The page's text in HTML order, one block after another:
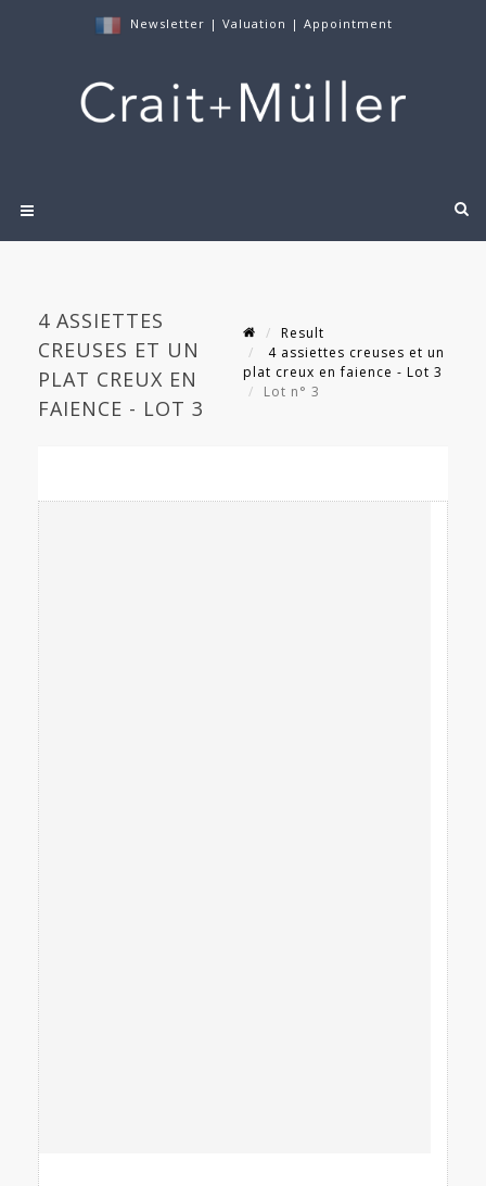
Newsletter | Valuation | Appointment
4 ASSIETTES
CREUSES ET UN
PLAT CREUX EN
FAIENCE - LOT 3
Result
4 assiettes creuses et un
plat creux en faience - Lot 3
Lot n° 3